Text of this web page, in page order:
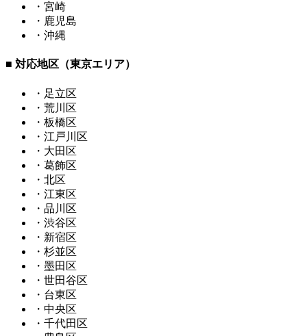
・宮崎
・鹿児島
・沖縄
■ 対応地区（東京エリア）
・足立区
・荒川区
・板橋区
・江戸川区
・大田区
・葛飾区
・北区
・江東区
・品川区
・渋谷区
・新宿区
・杉並区
・墨田区
・世田谷区
・台東区
・中央区
・千代田区